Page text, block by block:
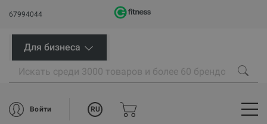
67994044
Для бизнеса
Войти RU